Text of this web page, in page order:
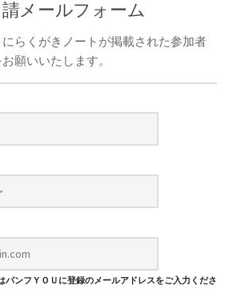
メールフォーム
らくがきノートが掲載された参加者
願いいたします。
パンフＹＯＵに登録のメールアドレスをご入力くださ